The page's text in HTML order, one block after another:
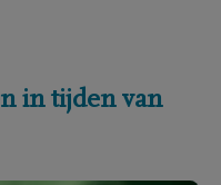
in tijden van